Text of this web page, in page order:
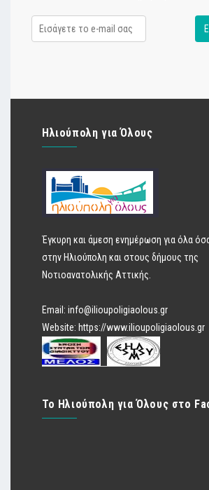
Ηλιούπολη για Όλους
Έγκυρη και άμεση ενημέρωση για όλα
στην Ηλιούπολη και στους δήμους της
Νοτιοανατολικής Αττικής.
Email: info@ilioupoligiaolous.gr
Website: https://www.ilioupoligiaolous.gr
Το Ηλιούπολη για Όλους στο